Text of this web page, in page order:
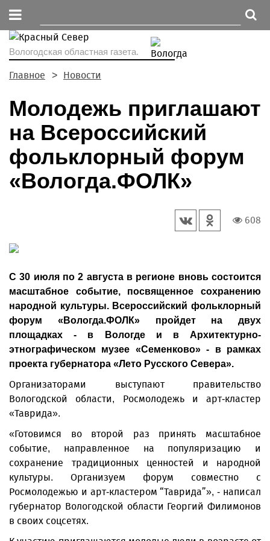
Вологодская областная газета.
Главное Новости
Молодежь приглашают
на Всероссийский
фольклорный форум
«Вологда.ФОЛК»
608
С 30 июля по 2 августа в регионе вновь состоится
масштабное событие, посвященное сохранению
народной культуры. Всероссийский фольклорный
форум «Вологда.ФОЛК» пройдет на двух
площадках - в Вологде и в Архитектурно-
этнографическом музее «Семенково» - в рамках
проекта губернатора «Лето Русского Севера».
Организаторами выступают правительство
Вологодской области, Росмолодежь и арт-кластер
«Таврида».
«Готовимся во второй раз принять масштабное
событие, направленное на популяризацию и
сохранение традиционных ценностей и народной
культуры. Организуем форум совместно с
Росмолодежью и арт-кластером “Таврида”», - написал
губернатор Вологодской области Георгий Филимонов
в своих соцсетях.